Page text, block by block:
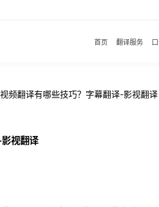
首页 翻译服务
频翻译有哪些技巧？字幕翻译-影视翻译
视翻译